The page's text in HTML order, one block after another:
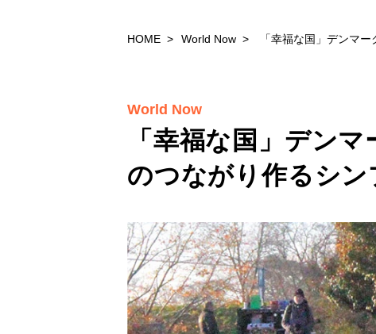
HOME World Now 「幸福な国」デンマ
「幸福な国」デン
のつながり作るシ
World Now